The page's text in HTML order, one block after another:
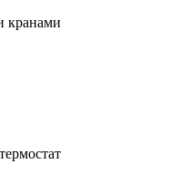
кранами